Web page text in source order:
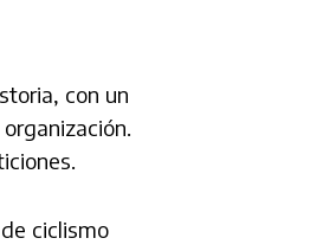
con un
ciclismo